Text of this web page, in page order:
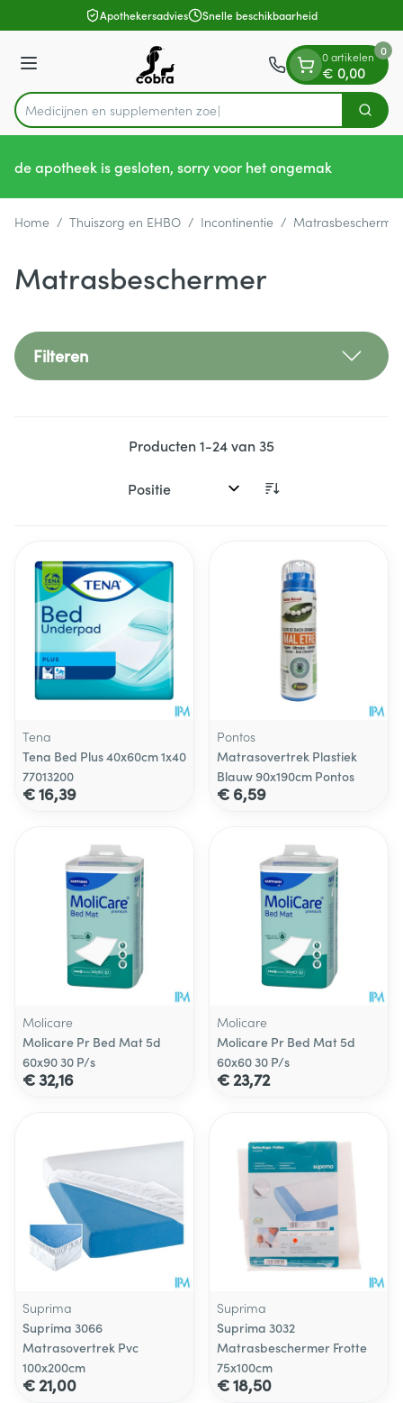
Ga naar de inhoudApothekersadvies Snelle beschikbaarheid
Menu
Product, merk, categorie...
Medicijne Zoek
0 artikelen
€ 0,00
0
de apotheek is gesloten, sorry voor het ongemak
Home / Thuiszorg en EHBO / Incontinentie / Matrasbeschermer
Matrasbeschermer
Filteren
Producten1-24van35
Sorteer op:
Tena
Tena Bed Plus 40x60cm 1x40
77013200
€ 16,39
Pontos
Matrasovertrek Plastiek
Blauw 90x190cm Pontos
€ 6,59
Molicare
Molicare Pr Bed Mat 5d
60x90 30 P/s
€ 32,16
Molicare
Molicare Pr Bed Mat 5d
60x60 30 P/s
€ 23,72
Suprima
Suprima 3066
Matrasovertrek Pvc
100x200cm
€ 21,00
Suprima
Suprima 3032
Matrasbeschermer Frotte
75x100cm
€ 18,50